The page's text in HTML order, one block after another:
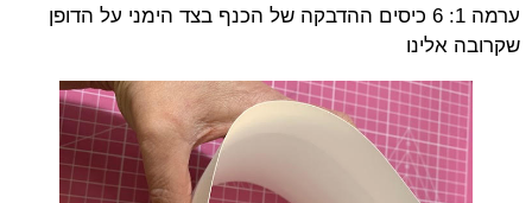
ערמה 1: 6 כיסים ההדבקה של הכנף בצד הימני על הדופן
שקרובה אלינו